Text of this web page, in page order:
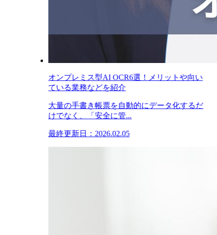
オンプレミス型AI OCR6選！メリットや向い
ている業務などを紹介
大量の手書き帳票を自動的にデータ化するだ
けでなく、「安全に管...
最終更新日：2026.02.05